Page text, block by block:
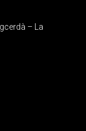
– La